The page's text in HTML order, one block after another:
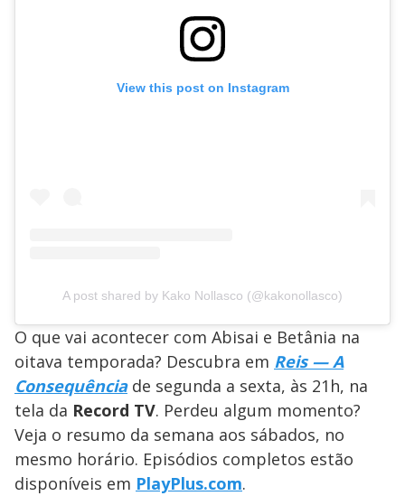
View this post on Instagram
A post shared by Kako Nollasco (@kakonollasco)
O que vai acontecer com Abisai e Betânia na
oitava temporada? Descubra em Reis — A
Consequênciade segunda a sexta, às 21h, na
tela da Record TV. Perdeu algum momento?
Veja o resumo da semana aos sábados, no
mesmo horário. Episódios completos estão
disponíveis em PlayPlus.com.